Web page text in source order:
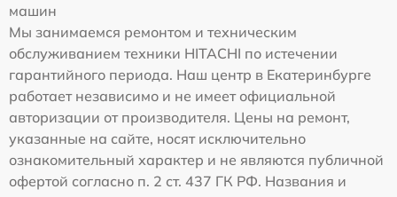
машин
Мы занимаемся ремонтом и техническим
обслуживанием техники HITACHI по истечении
гарантийного периода. Наш центр в Екатеринбурге
работает независимо и не имеет официальной
авторизации от производителя. Цены на ремонт,
указанные на сайте, носят исключительно
ознакомительный характер и не являются публичной
офертой согласно п. 2 ст. 437 ГК РФ. Названия и